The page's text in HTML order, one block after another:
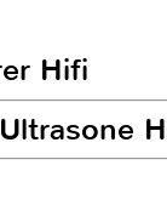
Hifi